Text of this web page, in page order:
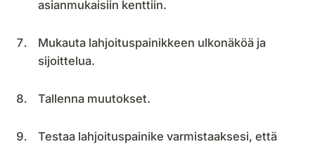
asianmukaisiin kenttiin.
Mukauta lahjoituspainikkeen ulkonäköä ja
sijoittelua.
Tallenna muutokset.
Testaa lahjoituspainike varmistaaksesi, että